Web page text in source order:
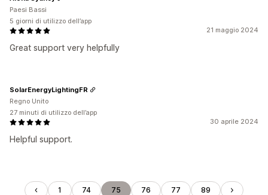
21 maggio 2024
Great support very helpfully
Paesi Bassi
5 giorni di utilizzo dell’app
30 aprile 2024
Helpful support.
SolarEnergyLightingFR
Regno Unito
27 minuti di utilizzo dell’app
1 74 75 76 77 89